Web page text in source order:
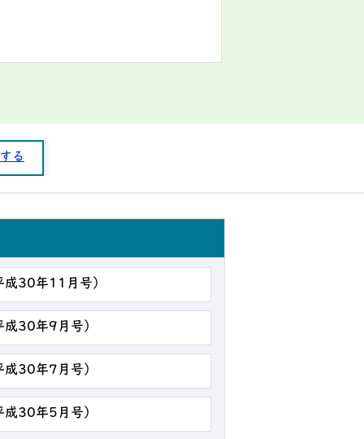
る
30年11月号）
30年9月号）
30年7月号）
30年5月号）